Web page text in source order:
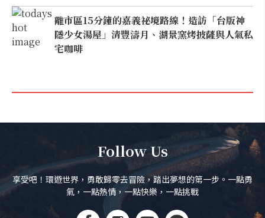
離市區15分鐘的嘉義祕境路線！造訪「台版神
隱少女湯屋」清豐濤月、湖景窯烤披薩與人氣私
宅咖啡
Follow Us
享受吧！環遊世界，勇敢歸零去冒險，踏出夢想的第一步。一點勇
氣，一點熱情，一點快樂，一點挑戰